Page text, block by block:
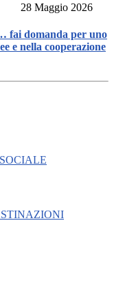
28 Maggio 2026
fai domanda per uno
e nella cooperazione